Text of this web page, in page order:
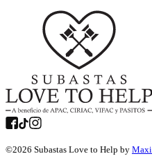
©2026 Subastas Love to Help by